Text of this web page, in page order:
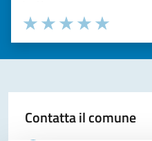
Valuta la chiarezza delle
Seleziona il numero di
Valuta 5
Valuta 4 stelle
Valuta 3 stelle su 5
Valuta 2 stelle su 5
Valuta 1 stelle su 5
Contatta il comune